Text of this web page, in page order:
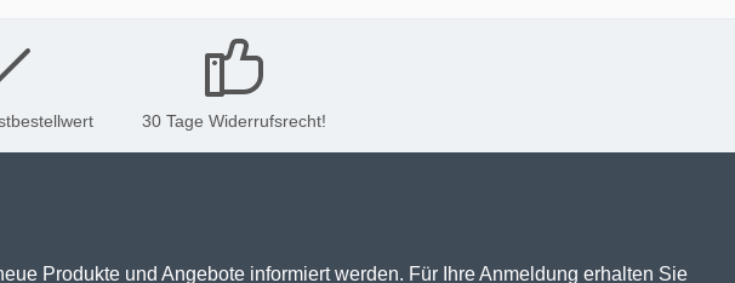
30 Tage Widerrufsrecht!
Produkte und Angebote informiert werden. Für Ihre Anmeldung erhalten Sie